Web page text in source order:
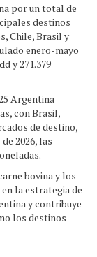
por un total de
destinos
Chile, Brasil y
enero-mayo
y 271.379
Argentina
con Brasil,
de destino,
2026, las
bovina y los
la estrategia de
y contribuye
los destinos